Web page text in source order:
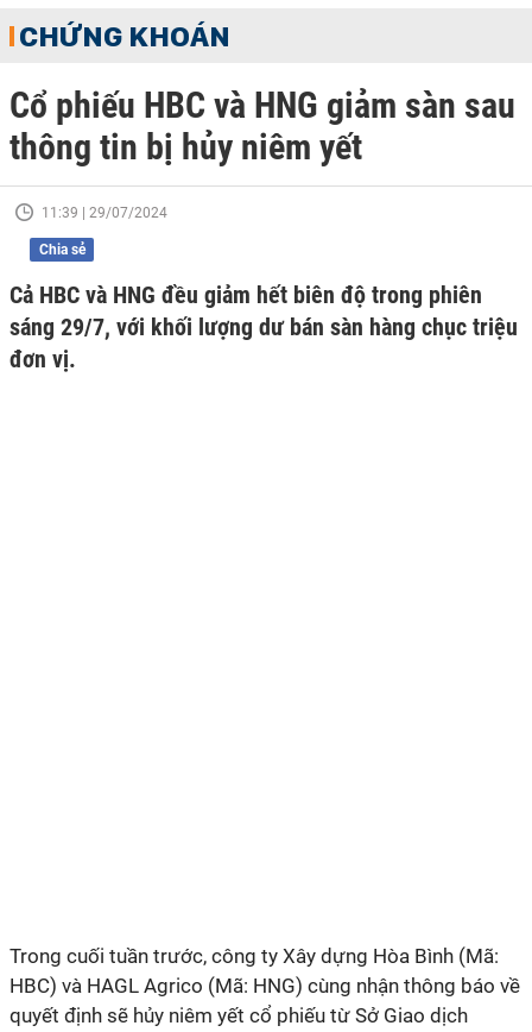
CHỨNG KHOÁN
Cổ phiếu HBC và HNG giảm sàn sau
thông tin bị hủy niêm yết
11:39 | 29/07/2024
Chia sẻ
Cả HBC và HNG đều giảm hết biên độ trong phiên
sáng 29/7, với khối lượng dư bán sàn hàng chục triệu
đơn vị.
Trong cuối tuần trước, công ty Xây dựng Hòa Bình (Mã:
HBC) và HAGL Agrico (Mã: HNG) cùng nhận thông báo về
quyết định sẽ hủy niêm yết cổ phiếu từ Sở Giao dịch